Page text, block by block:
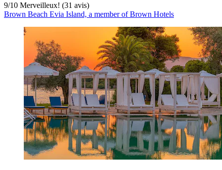
9/10 Merveilleux! (31 avis)
Brown Beach Evia Island, a member of Brown Hotels